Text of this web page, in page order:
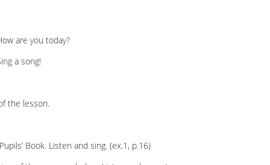
are you today?
a song!
the lesson.
Book. Listen and sing. (ex.1, p.16)